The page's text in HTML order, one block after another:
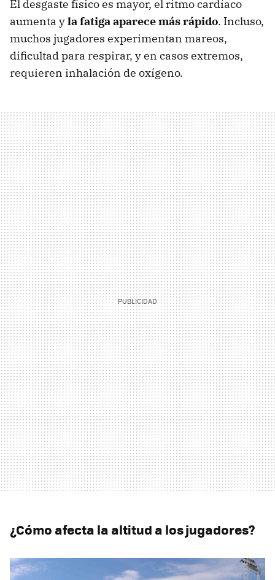
El desgaste físico es mayor, el ritmo cardíaco
aumenta yla fatiga aparece más rápido. Incluso,
muchos jugadores experimentan mareos,
dificultad para respirar, y en casos extremos,
requieren inhalación de oxígeno.
¿Cómo afecta la altitud a los jugadores?